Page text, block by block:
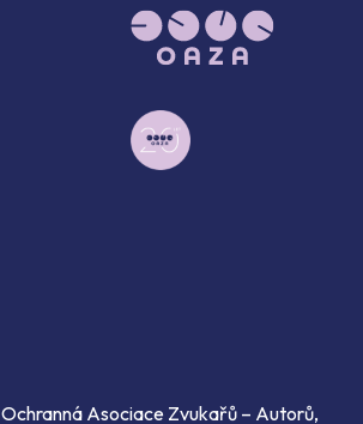
Asociace Zvukařů – Autorů,